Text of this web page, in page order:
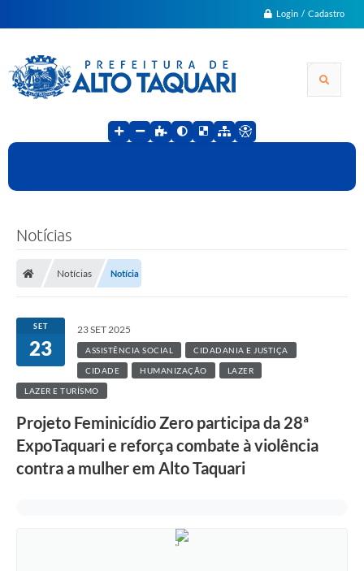
Login / Cadastro
Notícias
Notícias Notícia
SET
23
23 SET 2025
ASSISTÊNCIA SOCIAL CIDADANIA E JUSTIÇA
CIDADE HUMANIZAÇÃO LAZER
LAZER E TURÍSMO
Projeto Feminicídio Zero participa da 28ª
ExpoTaquari e reforça combate à violência
contra a mulher em Alto Taquari